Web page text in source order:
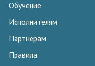
Обучение
Исполнителям
Партнерам
Правила